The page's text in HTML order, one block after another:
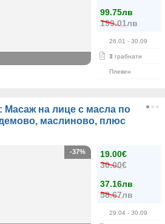
99.75лв
199.01лв
26.01 - 30.09
3 грабнати
Плевен
Масаж на лице с масла по
маслиново, плюс
19.00€
30.00€
37.16лв
58.67лв
29.04 - 30.09
-37%